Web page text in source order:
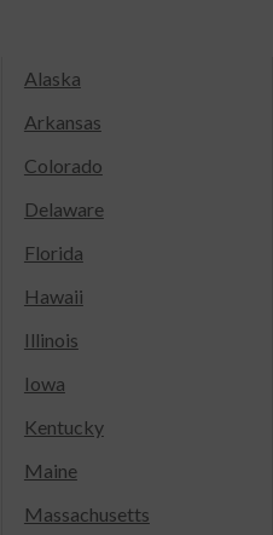
Alaska
Arkansas
Colorado
Delaware
Florida
Hawaii
Illinois
Iowa
Kentucky
Maine
Massachusetts